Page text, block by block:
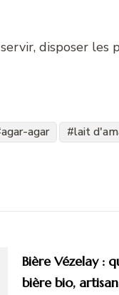
disposer les
agar-agar
lait
Bière Vézelay :
bière bio,